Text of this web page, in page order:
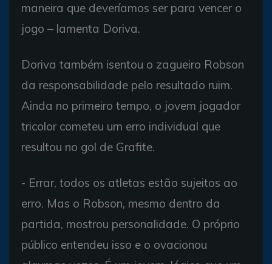
maneira que deveríamos ser para vencer o
jogo – lamenta Doriva.
Doriva também isentou o zagueiro Robson
da responsabilidade pelo resultado ruim.
Ainda no primeiro tempo, o jovem jogador
tricolor cometeu um erro individual que
resultou no gol de Grafite.
- Errar, todos os atletas estão sujeitos ao
erro. Mas o Robson, mesmo dentro da
partida, mostrou personalidade. O próprio
público entendeu isso e o ovacionou